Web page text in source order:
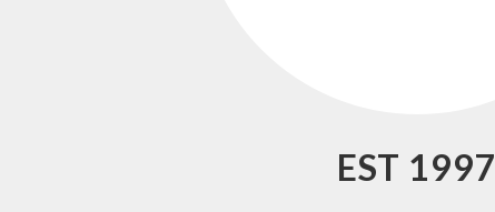
EST 1997